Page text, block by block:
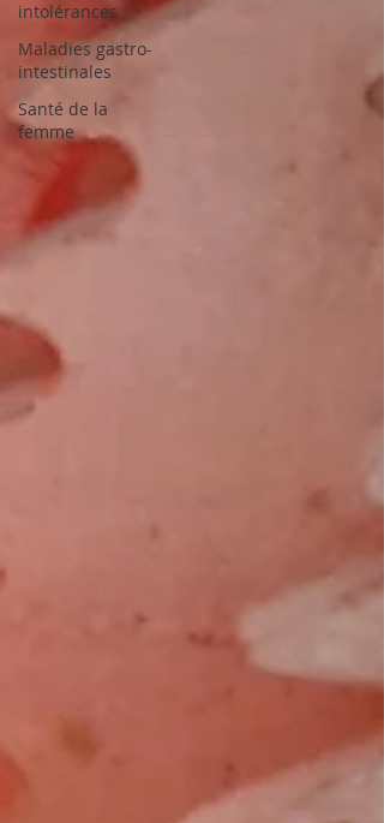
intolérances
Maladies gastro-
intestinales
Santé de la
femme